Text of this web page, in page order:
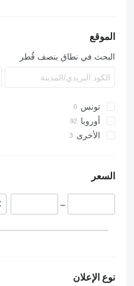
الموقع
البحث في نطاق بنصف قُطر
تونس
أوروبا
ألمانيا
إيطاليا
هولندا
الأخرى
السعر
–
نوع الإعلان